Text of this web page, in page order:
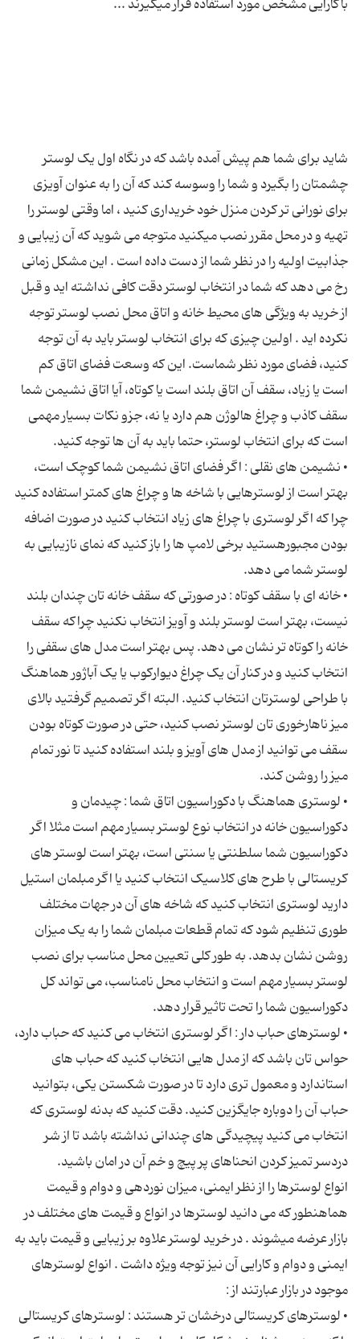
شاید برای شما هم پیش آمده باشد که در نگاه اول یک لوستر
چشمتان را بگیرد و شما را وسوسه کند که آن را به عنوان آویزی
برای نورانی تر کردن منزل خود خریداری کنید ، اما وقتی لوستر را
تهیه و در محل مقرر نصب میکنید متوجه می شوید که آن زیبایی و
جذابیت اولیه را در نظر شما از دست داده است . این مشکل زمانی
رخ می دهد که شما در انتخاب لوستر دقت کافی نداشته اید و قبل
از خرید به ویژگی های محیط خانه و اتاق محل نصب لوستر توجه
نکرده اید . اولین چیزی که برای انتخاب لوستر باید به آن توجه
کنید، فضای مورد نظر شماست. این که وسعت فضای اتاق کم
است یا زیاد، سقف آن اتاق بلند است یا کوتاه، آیا اتاق نشیمن شما
سقف کاذب و چراغ هالوژن هم دارد یا نه، جزو نکات بسیار مهمی
• نشیمن های نقلی : اگر فضای اتاق نشیمن شما کوچک است،
بهتر است از لوسترهایی با شاخه ها و چراغ های کمتر استفاده کنید
چرا که اگر لوستری با چراغ های زیاد انتخاب کنید در صورت اضافه
بودن مجبورهستید برخی لامپ ها را باز کنید که نمای نازیبایی به
• خانه ای با سقف کوتاه : در صورتی که سقف خانه تان چندان بلند
نیست، بهتر است لوستر بلند و آویز انتخاب نکنید چراکه سقف
خانه را کوتاه تر نشان می دهد. پس بهتر است مدل های سقفی را
انتخاب کنید و در کنار آن یک چراغ دیوارکوب یا یک آباژور هماهنگ
با طراحی لوسترتان انتخاب کنید. البته اگر تصمیم گرفتید بالای
میز ناهارخوری تان لوستر نصب کنید، حتی در صورت کوتاه بودن
سقف می توانید از مدل های آویز و بلند استفاده کنید تا نور تمام
• لوستری هماهنگ با دکوراسیون اتاق شما : چیدمان و
دکوراسیون خانه در انتخاب نوع لوستر بسیار مهم است مثلا اگر
دکوراسیون شما سلطنتی یا سنتی است، بهتر است لوستر های
کریستالی با طرح های کلاسیک انتخاب کنید یا اگر مبلمان استیل
دارید لوستری انتخاب کنید که شاخه های آن در جهات مختلف
طوری تنظیم شود که تمام قطعات مبلمان شما را به یک میزان
روشن نشان بدهد. به طور کلی تعیین محل مناسب برای نصب
لوستر بسیار مهم است و انتخاب محل نامناسب، می تواند کل
• لوسترهای حباب دار : اگر لوستری انتخاب می کنید که حباب دارد،
حواس تان باشد که از مدل هایی انتخاب کنید که حباب های
استاندارد و معمول تری دارد تا در صورت شکستن یکی، بتوانید
حباب آن را دوباره جایگزین کنید. دقت کنید که بدنه لوستری که
انتخاب می کنید پیچیدگی های چندانی نداشته باشد تا از شر
انواع لوسترها را از نظر ایمنی، میزان نوردهی و دوام و قیمت
هماهنطور که می دانید لوسترها در انواع و قیمت های مختلف در
بازار عرضه میشوند . در خرید لوستر علاوه بر زیبایی و قیمت باید به
ایمنی و دوام و کارایی آن نیز توجه ویژه داشت . انواع لوسترهای
• لوسترهای کریستالی درخشان تر هستند : لوسترهای کریستالی